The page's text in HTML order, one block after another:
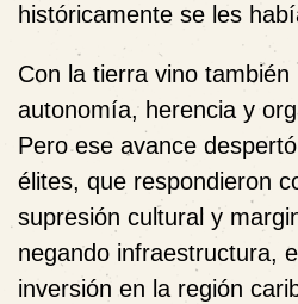
históricamente se les
Con la tierra vino también
autonomía, herencia y
Pero ese avance
élites, que respondieron
supresión cultural y
negando infraestructura,
inversión en la región